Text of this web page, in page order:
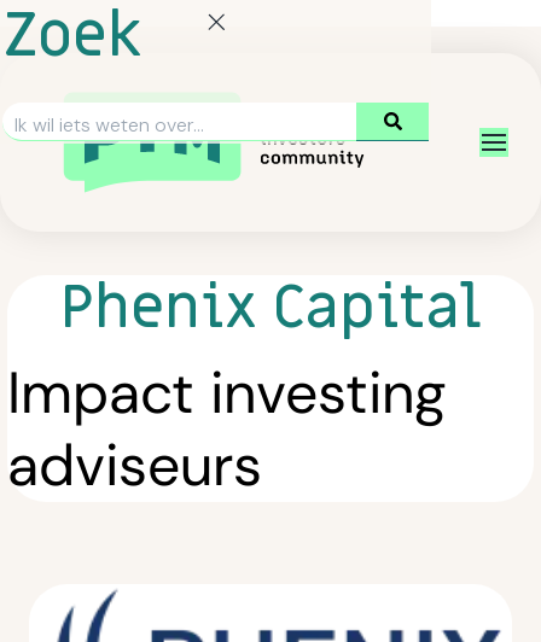
Zoek
Phenix Capital
Impact investing
adviseurs